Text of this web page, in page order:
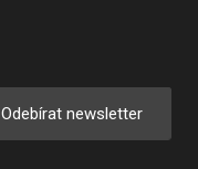
Odebírat newsletter